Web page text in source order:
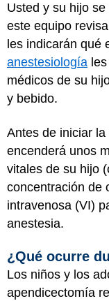
Usted y su hijo
este equipo
les indicarán qué
anestesiología
médicos de su
y bebido.
Antes de iniciar
encenderá unos
vitales de su hijo
concentración de
intravenosa (VI)
anestesia.
¿Qué ocurre
Los niños y los
apendicectomía